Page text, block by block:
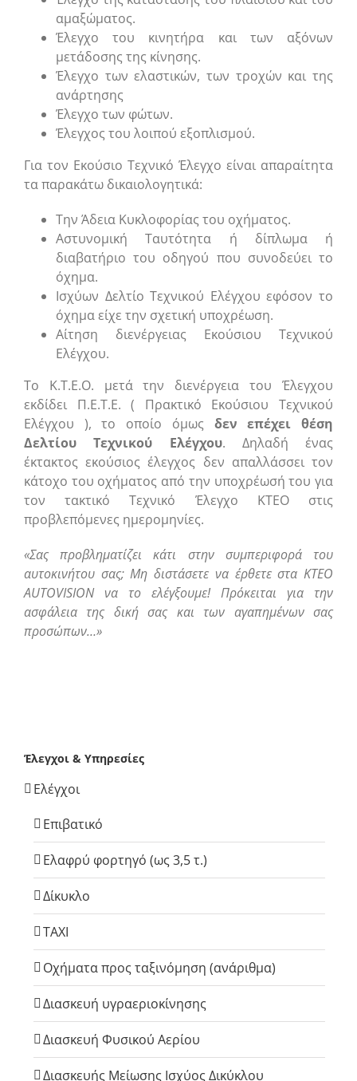
αμαξώματος.
Έλεγχο του κινητήρα και των αξόνων
μετάδοσης της κίνησης.
Έλεγχο των ελαστικών, των τροχών και της
ανάρτησης
Έλεγχο των φώτων.
Έλεγχος του λοιπού εξοπλισμού.
Για τον Εκούσιο Τεχνικό Έλεγχο είναι απαραίτητα
τα παρακάτω δικαιολογητικά:
Την Άδεια Κυκλοφορίας του οχήματος.
Αστυνομική Ταυτότητα ή δίπλωμα ή
διαβατήριο του οδηγού που συνοδεύει το
όχημα.
Ισχύων Δελτίο Τεχνικού Ελέγχου εφόσον το
όχημα είχε την σχετική υποχρέωση.
Αίτηση διενέργειας Εκούσιου Τεχνικού
Ελέγχου.
Το Κ.Τ.Ε.Ο. μετά την διενέργεια του Έλεγχου
εκδίδει Π.Ε.Τ.Ε. ( Πρακτικό Εκούσιου Τεχνικού
Ελέγχου ), το οποίο όμως δεν επέχει θέση
Δελτίου Τεχνικού Ελέγχου. Δηλαδή ένας
έκτακτος εκούσιος έλεγχος δεν απαλλάσσει τον
κάτοχο του οχήματος από την υποχρέωσή του για
τον τακτικό Τεχνικό Έλεγχο ΚΤΕΟ στις
προβλεπόμενες ημερομηνίες.
«Σας προβληματίζει κάτι στην συμπεριφορά του
αυτοκινήτου σας; Μη διστάσετε να έρθετε στα ΚΤΕΟ
AUTOVISION να το ελέγξουμε! Πρόκειται για την
ασφάλεια της δική σας και των αγαπημένων σας
προσώπων…»
Έλεγχοι & Υπηρεσίες
Ελέγχοι
Επιβατικό
Ελαφρύ φορτηγό (ως 3,5 τ.)
Δίκυκλο
TAXI
Οχήματα προς ταξινόμηση (ανάριθμα)
Διασκευή υγραεριοκίνησης
Διασκευή Φυσικού Αερίου
Διασκευής Μείωσης Ισχύος Δικύκλου